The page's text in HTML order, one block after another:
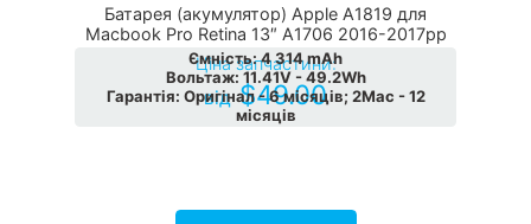
Батарея (акумулятор) Apple A1819 для
Macbook Pro Retina 13″ A1706 2016-2017рр
Ціна запчастини:
від $49.00
Ємність:4 314 mAh
Вольтаж:11.41V - 49.2Wh
Гарантія: Оригінал - 6 місяців; 2Мас - 12
місяців